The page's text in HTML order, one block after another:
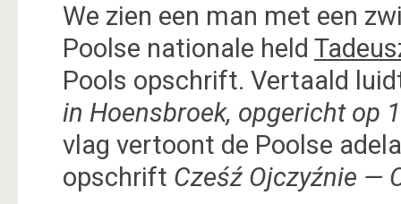
We zien een man met een
Poolse nationale held
Pools opschrift. Vertaald
in Hoensbroek, opgericht op
vlag vertoont de Poolse
opschrift Cześź Ojczyźnie —